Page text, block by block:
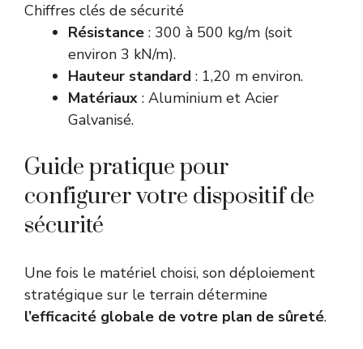
Chiffres clés de sécurité
Résistance : 300 à 500 kg/m (soit
environ 3 kN/m).
Hauteur standard : 1,20 m environ.
Matériaux : Aluminium et Acier
Galvanisé.
Guide pratique pour
configurer votre dispositif de
sécurité
Une fois le matériel choisi, son déploiement
stratégique sur le terrain détermine
l’efficacité globale de votre plan de sûreté.